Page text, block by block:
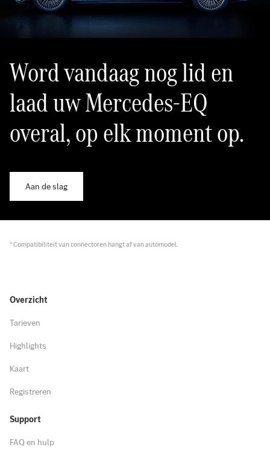
Word vandaag nog lid en
laad uw Mercedes-EQ
overal, op elk moment op.
Aan de slag
* Compatibiliteit van connectoren hangt af van automodel.
Overzicht
Tarieven
Highlights
Kaart
Registreren
Support
FAQ en hulp